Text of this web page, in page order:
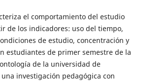
el comportamiento del estudio
de los indicadores: uso del tiempo,
de estudio, concentración y
estudiantes de primer semestre de la
de la universidad de
investigación pedagógica con